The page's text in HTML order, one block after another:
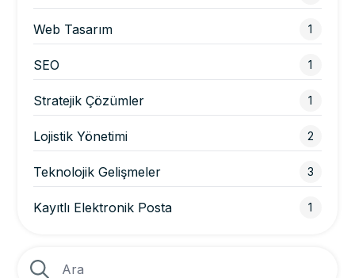
Web Tasarım 1
SEO 1
Stratejik Çözümler 1
Lojistik Yönetimi 2
Teknolojik Gelişmeler 3
Kayıtlı Elektronik Posta 1